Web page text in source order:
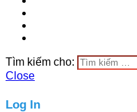
Tìm kiếm cho:
Close
Log In